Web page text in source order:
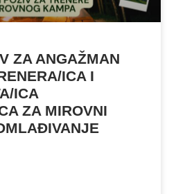
ZA ANGAŽMAN
ICA I
ICA
ZA MIROVNI